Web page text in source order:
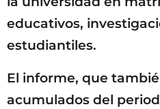
educativos,
estudiantiles.
El informe, que
acumulados del